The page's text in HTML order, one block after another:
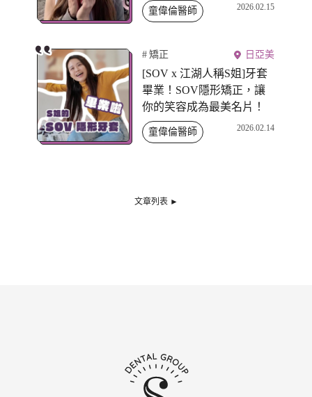
童偉倫醫師 2026.02.15
矯正 日亞美
[SOV x 江湖人稱S姐]牙套
畢業！SOV隱形矯正，讓
你的笑容成為最美名片！
童偉倫醫師 2026.02.14
文章列表 ►